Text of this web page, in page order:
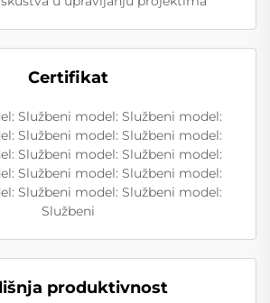
Certifikat
Službeni model: Službeni model:
Službeni model: Službeni model:
Službeni model: Službeni model:
Službeni model: Službeni model:
Službeni model: Službeni model:
Službeni
produktivnost